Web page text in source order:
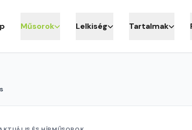
Műsorok Lelkiség Tartalmak